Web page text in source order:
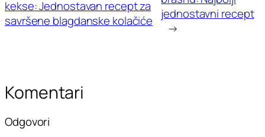
kekse: Jednostavan recept za
savršene blagdanske kolačiće
jednostavni recept
→
Komentari
Odgovori